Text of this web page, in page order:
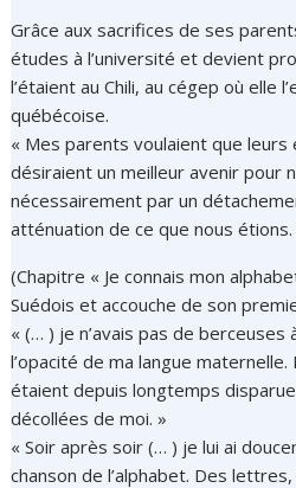
Grâce aux sacrifices de ses
études à l’université et devient
l’étaient au Chili, au cégep où elle
québécoise.
« Mes parents voulaient que leurs
désiraient un meilleur avenir pour
nécessairement par un
atténuation de ce que nous étions.
(Chapitre « Je connais mon
Suédois et accouche de son
« (… ) je n’avais pas de berceuses
l’opacité de ma langue
étaient depuis longtemps
décollées de moi. »
« Soir après soir (… ) je lui ai
chanson de l’alphabet. Des